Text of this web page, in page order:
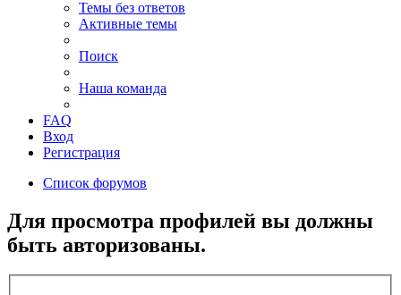
Темы без ответов
Активные темы
Поиск
Наша команда
FAQ
Вход
Регистрация
Список форумов
Для просмотра профилей вы должны
быть авторизованы.